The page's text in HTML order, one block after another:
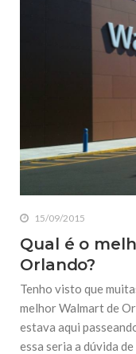
15/09/2015
Qual é o
Orlando?
Tenho visto que
melhor Walmart de
estava aqui
essa seria a dúvida de